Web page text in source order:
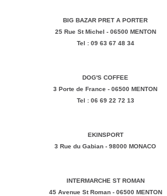
BIG BAZAR PRET A PORTER
25 Rue St Michel - 06500 MENTON
Tel : 09 63 67 48 34
DOG'S COFFEE
3 Porte de France - 06500 MENTON
Tel : 06 69 22 72 13
EKINSPORT
3 Rue du Gabian - 98000 MONACO
INTERMARCHE ST ROMAN
45 Avenue St Roman - 06500 MENTON